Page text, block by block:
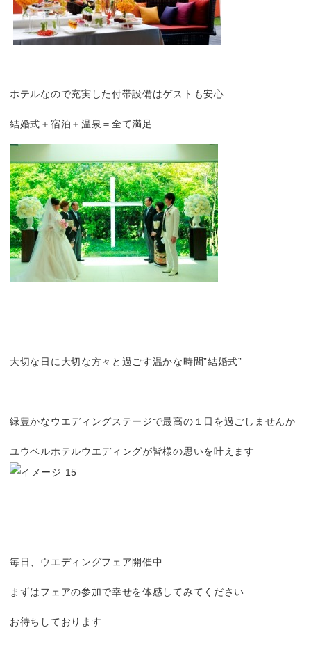
ホテルなので充実した付帯設備はゲストも安心
結婚式＋宿泊＋温泉＝全て満足
大切な日に大切な方々と過ごす温かな時間”結婚式”
緑豊かなウエディングステージで最高の１日を過ごしませんか
ユウベルホテルウエディングが皆様の思いを叶えます
毎日、ウエディングフェア開催中
まずはフェアの参加で幸せを体感してみてください
お待ちしております